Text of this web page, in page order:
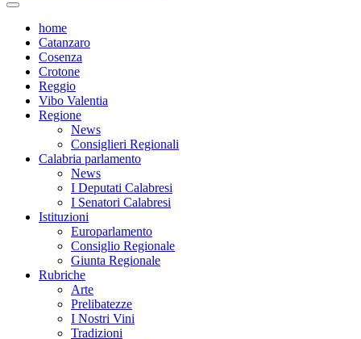
home
Catanzaro
Cosenza
Crotone
Reggio
Vibo Valentia
Regione
News
Consiglieri Regionali
Calabria parlamento
News
I Deputati Calabresi
I Senatori Calabresi
Istituzioni
Europarlamento
Consiglio Regionale
Giunta Regionale
Rubriche
Arte
Prelibatezze
I Nostri Vini
Tradizioni